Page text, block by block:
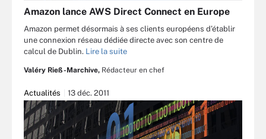
Amazon lance AWS Direct Connect en Europe
Amazon permet désormais à ses clients européens d’établir
une connexion réseau dédiée directe avec son centre de
calcul de Dublin. Lire la suite
Valéry Rieß-Marchive, Rédacteur en chef
Actualités 13 déc. 2011